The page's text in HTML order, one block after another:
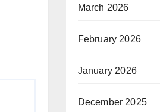
March 2026
February 2026
January 2026
December 2025